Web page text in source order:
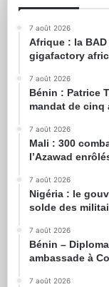
7 août 2026
Afrique : la
gigafactory
7 août 2026
Bénin : Patrice
mandat de cinq
7 août 2026
Mali : 300
l’Azawad
7 août 2026
Nigéria : le
solde des
7 août 2026
Bénin –
ambassade à
7 août 2026